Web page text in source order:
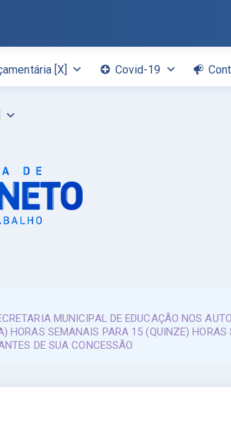
[X] Covid-19
MUNICIPAL DE EDUCAÇÃO NOS
SEMANAIS PARA 15 (QUINZE) HORAS
DE SUA CONCESSÃO